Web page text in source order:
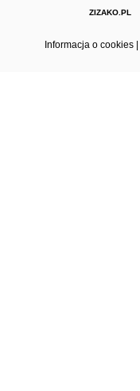
ZIZAKO.PL
Informacja o cookies